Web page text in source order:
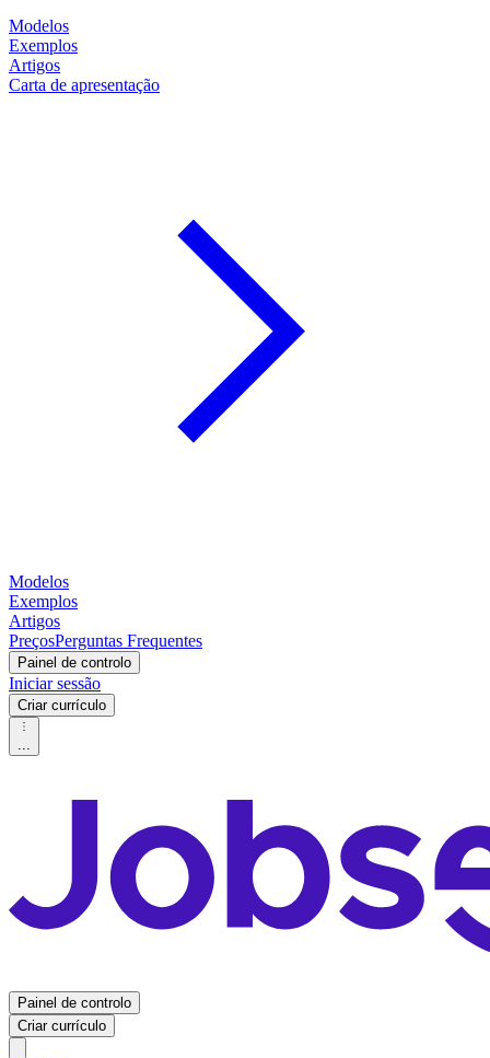
Modelos
Exemplos
Artigos
Carta de apresentação
Modelos
Exemplos
Artigos
PreçosPerguntas Frequentes
Painel de controlo
Iniciar sessão
Criar currículo
...
Painel de controlo
Criar currículo